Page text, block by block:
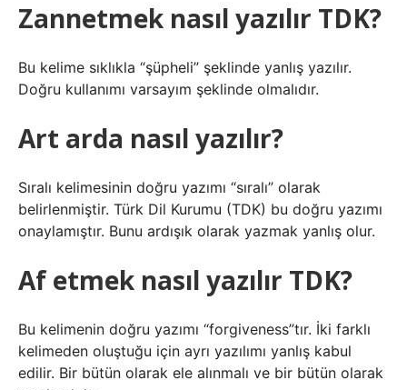
Zannetmek nasıl yazılır TDK?
Bu kelime sıklıkla “şüpheli” şeklinde yanlış yazılır.
Doğru kullanımı varsayım şeklinde olmalıdır.
Art arda nasıl yazılır?
Sıralı kelimesinin doğru yazımı “sıralı” olarak
belirlenmiştir. Türk Dil Kurumu (TDK) bu doğru yazımı
onaylamıştır. Bunu ardışık olarak yazmak yanlış olur.
Af etmek nasıl yazılır TDK?
Bu kelimenin doğru yazımı “forgiveness”tır. İki farklı
kelimeden oluştuğu için ayrı yazılımı yanlış kabul
edilir. Bir bütün olarak ele alınmalı ve bir bütün olarak